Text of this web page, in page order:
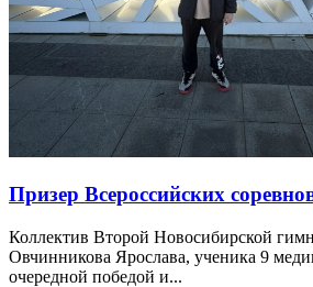
Призер Всероссийских
Коллектив Второй Новосибирской
Овчинникова Ярослава, ученика 9
очередной победой и...